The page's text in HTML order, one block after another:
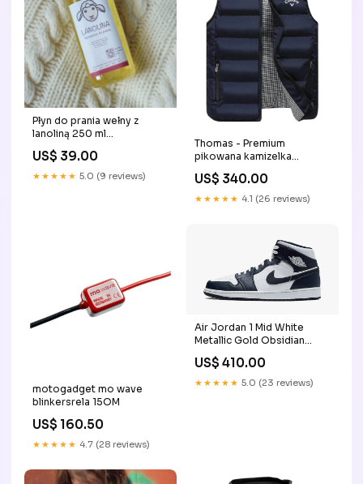
Płyn do prania wełny z
lanoliną 250 ml
US$ 39.00
★★★★★ 5.0 (9 reviews)
Thomas - Premium
pikowana kamizelka
US$ 340.00
★★★★★ 4.1 (26 reviews)
motogadget mo wave
blinkersrela 15OM
US$ 160.50
★★★★★ 4.7 (28 reviews)
Air Jordan 1 Mid White
Metallic Gold Obsidian
Rozmiar:38
US$ 410.00
★★★★★ 5.0 (23 reviews)